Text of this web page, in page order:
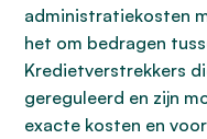
administratiekosten
het om bedragen
Kredietverstrekkers
gereguleerd en zijn
exacte kosten en